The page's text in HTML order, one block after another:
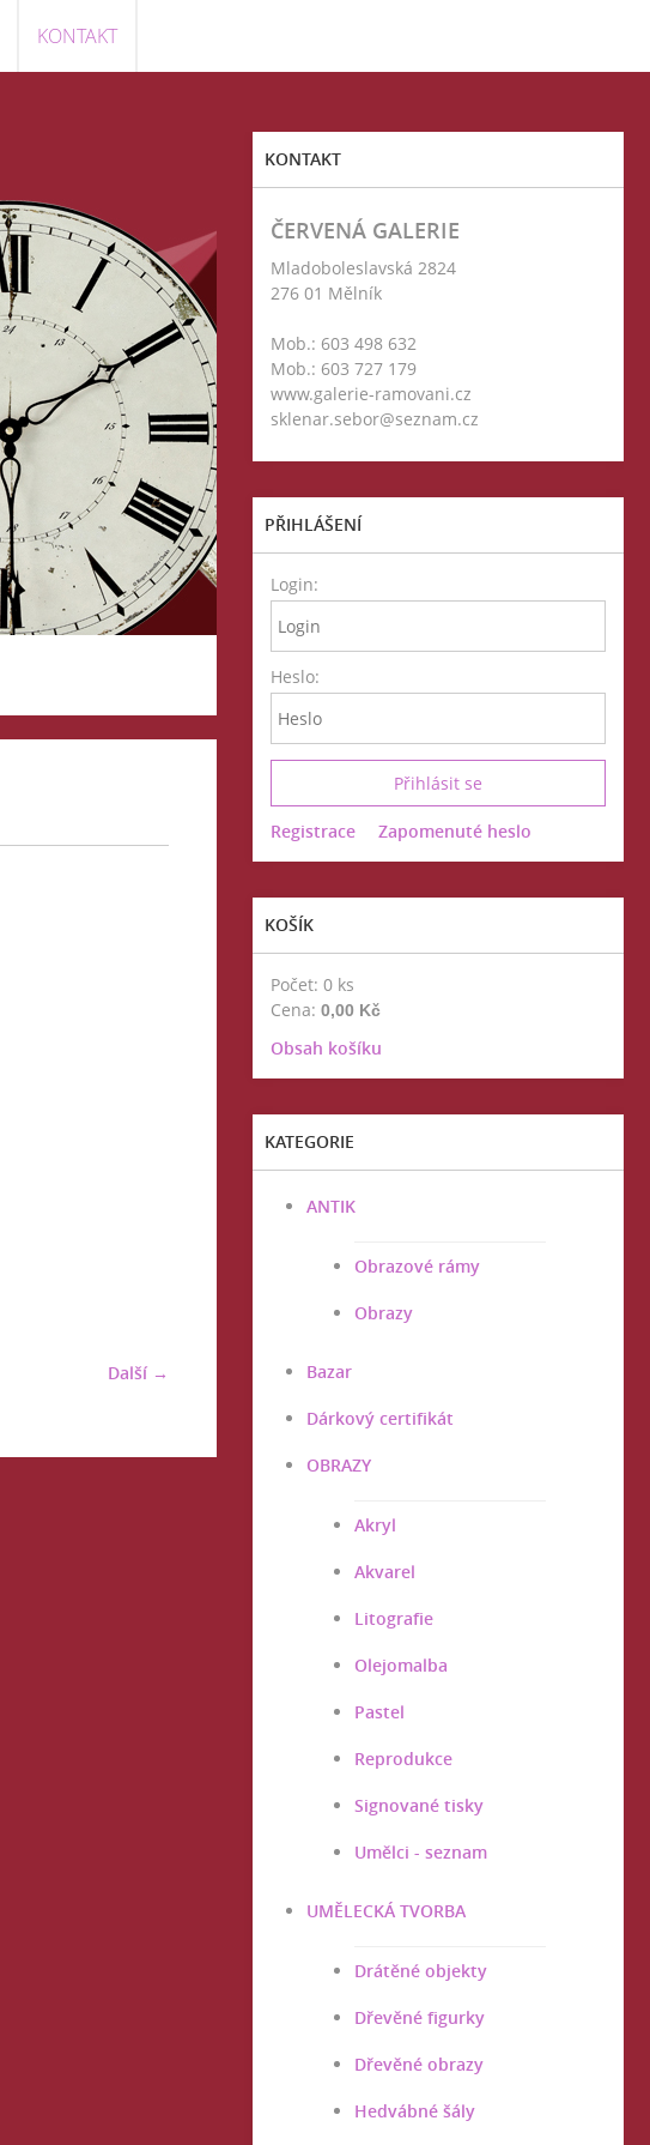
KONTAKT
Další →
KONTAKT
ČERVENÁ GALERIE
Mladoboleslavská 2824
276 01 Mělník
Mob.: 603 498 632
Mob.: 603 727 179
www.galerie-ramovani.cz
sklenar.sebor@seznam.cz
PŘIHLÁŠENÍ
Login:
Heslo:
Registrace Zapomenuté heslo
KOŠÍK
Počet: 0 ks
Cena: 0,00 Kč
Obsah košíku
KATEGORIE
ANTIK
Obrazové rámy
Obrazy
Bazar
Dárkový certifikát
OBRAZY
Akryl
Akvarel
Litografie
Olejomalba
Pastel
Reprodukce
Signované tisky
Umělci - seznam
UMĚLECKÁ TVORBA
Drátěné objekty
Dřevěné figurky
Dřevěné obrazy
Hedvábné šály